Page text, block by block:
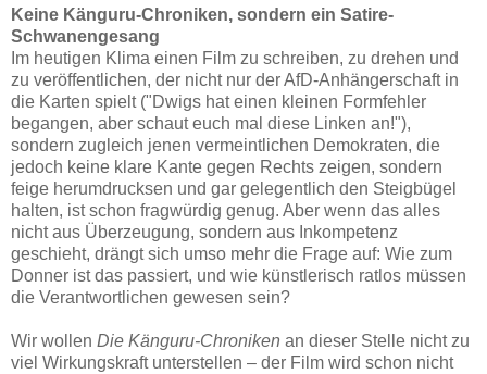
Keine Känguru-Chroniken, sondern ein Satire-
Schwanengesang
Im heutigen Klima einen Film zu schreiben, zu drehen und
zu veröffentlichen, der nicht nur der AfD-Anhängerschaft in
die Karten spielt ("Dwigs hat einen kleinen Formfehler
begangen, aber schaut euch mal diese Linken an!"),
sondern zugleich jenen vermeintlichen Demokraten, die
jedoch keine klare Kante gegen Rechts zeigen, sondern
feige herumdrucksen und gar gelegentlich den Steigbügel
halten, ist schon fragwürdig genug. Aber wenn das alles
nicht aus Überzeugung, sondern aus Inkompetenz
geschieht, drängt sich umso mehr die Frage auf: Wie zum
Donner ist das passiert, und wie künstlerisch ratlos müssen
die Verantwortlichen gewesen sein?
Wir wollen Die Känguru-Chroniken an dieser Stelle nicht zu
viel Wirkungskraft unterstellen – der Film wird schon nicht